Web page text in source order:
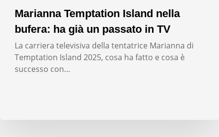
Marianna Temptation Island nella
bufera: ha già un passato in TV
La carriera televisiva della tentatrice Marianna di
Temptation Island 2025, cosa ha fatto e cosa è
successo con…